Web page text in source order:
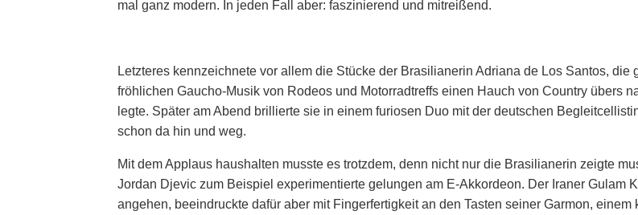
mal ganz modern. In jeden Fall aber: faszinierend und mitreißend.
Letzteres kennzeichnete vor allem die Stücke der Brasilianerin Adriana de Los Santos, die
fröhlichen Gaucho-Musik von Rodeos und Motorradtreffs einen Hauch von Country übers
legte. Später am Abend brillierte sie in einem furiosen Duo mit der deutschen
schon da hin und weg.
Mit dem Applaus haushalten musste es trotzdem, denn nicht nur die Brasilianerin zeigte
Jordan Djevic zum Beispiel experimentierte gelungen am E-Akkordeon. Der Iraner Gulam
angehen, beeindruckte dafür aber mit Fingerfertigkeit an den Tasten seiner Garmon, einem